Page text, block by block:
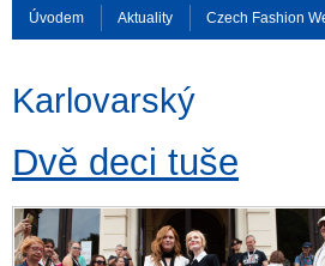
Úvodem Aktuality Czech Fashion
Karlovarský
Dvě deci tuše